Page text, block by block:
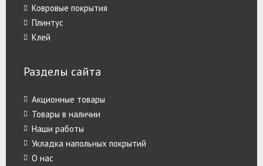
Ковровые покрытия
Плинтус
Клей
Разделы сайта
Акционные товары
Товары в наличии
Наши работы
Укладка напольных покрытий
О нас